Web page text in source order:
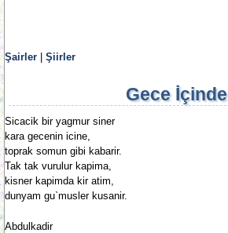
Şairler Şiirler
Gece İçinde
Sicacik bir yagmur siner
kara gecenin icine,
toprak somun gibi kabarir.
Tak tak vurulur kapima,
kisner kapimda kir atim,
dunyam gu`musler kusanir.
Abdulkadir